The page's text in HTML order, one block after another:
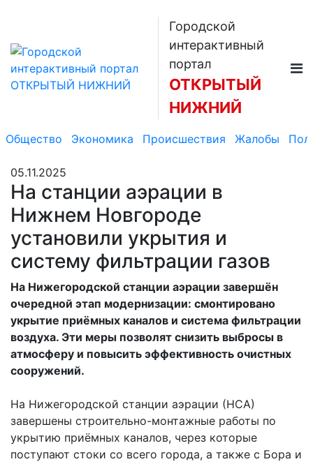
Городской
интерактивный
портал
ОТКРЫТЫЙ
НИЖНИЙ
Общество Экономика Происшествия Жалобы
05.11.2025
На станции аэрации в
Нижнем Новгороде
установили укрытия и
систему фильтрации газов
На Нижегородской станции аэрации завершён
очередной этап модернизации: смонтировано
укрытие приёмных каналов и система фильтрации
воздуха. Эти меры позволят снизить выбросы в
атмосферу и повысить эффективность очистных
сооружений.
На Нижегородской станции аэрации (НСА)
завершены строительно-монтажные работы по
укрытию приёмных каналов, через которые
поступают стоки со всего города, а также с Бора и